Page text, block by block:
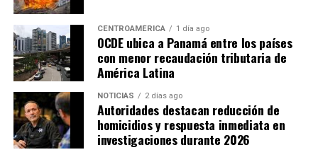
CENTROAMÉRICA 1 día ago
OCDE ubica a Panamá entre los países
con menor recaudación tributaria de
América Latina
NOTICIAS 2 días ago
Autoridades destacan reducción de
homicidios y respuesta inmediata en
investigaciones durante 2026